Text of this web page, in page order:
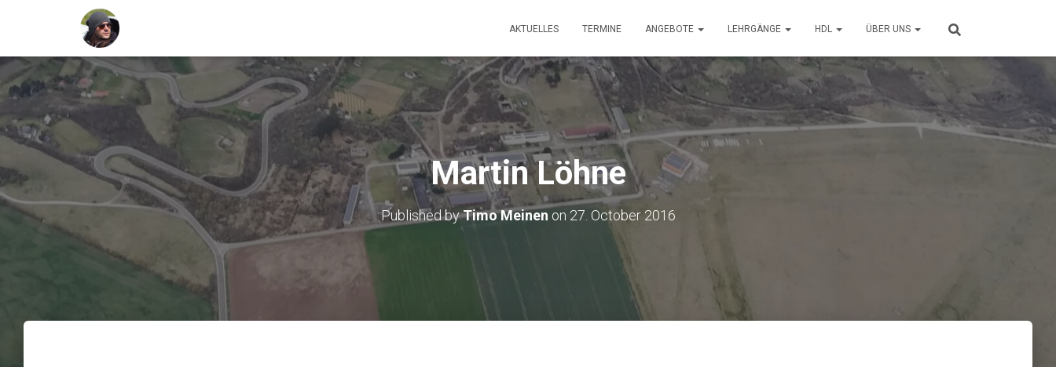
AKTUELLES TERMINE ANGEBOTE LEHRGÄNGE HDL ÜBER UNS
Martin Löhne
Published byTimo Meinen on 27. October 2016